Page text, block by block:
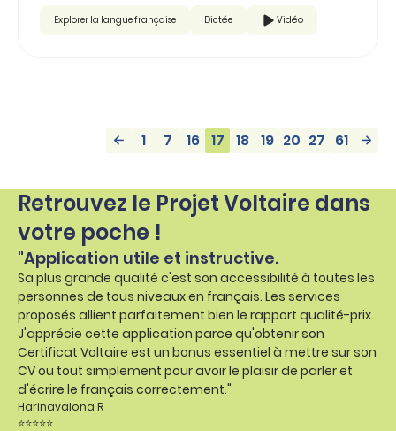
Explorer la langue française Dictée Vidéo
1 7 16 17 18 19 20 27 61
Retrouvez le Projet Voltaire dans
votre poche !
"Application utile et instructive.
Sa plus grande qualité c'est son accessibilité à toutes les
personnes de tous niveaux en français. Les services
proposés allient parfaitement bien le rapport qualité-prix.
J'apprécie cette application parce qu'obtenir son
Certificat Voltaire est un bonus essentiel à mettre sur son
CV ou tout simplement pour avoir le plaisir de parler et
d'écrire le français correctement."
Harinavalona R
⭐⭐⭐⭐⭐